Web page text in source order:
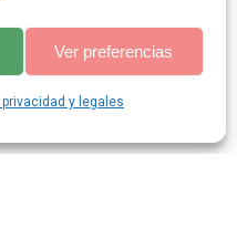
Ver preferencias
y legales